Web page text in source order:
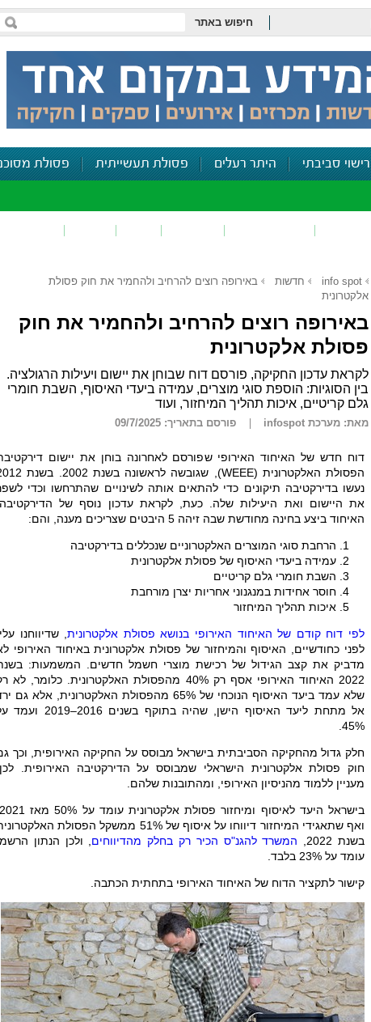
חיפוש באתר
רישוי סביבתי היתר רעלים פסולת תעשייתית פסולת
info spot חדשות
באירופה רוצים להרחיב ולהחמיר את חוק פסולת
אלקטרונית
באירופה רוצים להרחיב ולהחמיר את חוק
פסולת אלקטרונית
לקראת עדכון החקיקה, פורסם דוח שבוחן את יישום ויעילות הרגולציה.
בין הסוגיות: הוספת סוגי מוצרים, עמידה ביעדי האיסוף, השבת חומרי
גלם קריטיים, איכות תהליך המיחזור, ועוד
מאת: מערכת infospot פורסם בתאריך: 09/7/2025
דוח חדש של האיחוד האירופי שפורסם לאחרונה בוחן את יישום
הפסולת האלקטרונית (WEEE
), שגובשה לראשונה בשנת 2002.
נעשו בדירקטיבה תיקונים כדי להתאים אותה לשינויים שהתרחשו וכדי
את היישום ואת היעילות שלה. כעת, לקראת עדכון נוסף של
האיחוד ביצע בחינה מחודשת שבה זיהה 5 היבטים שצריכים מענה, והם:
הרחבת סוגי המוצרים האלקטרוניים שנכללים בדירקטיבה
עמידה ביעדי האיסוף של פסולת אלקטרונית
השבת חומרי גלם קריטיים
חוסר אחידות במנגנוני אחריות יצרן מורחבת
איכות תהליך המיחזור
לפי דוח קודם של האיחוד האירופי בנושא פסולת אלקטרונית, שדיווחנו
לפני כחודשיים, האיסוף והמיחזור של פסולת אלקטרונית באיחוד האירופי
מדביק את קצב הגידול של רכישת מוצרי חשמל חדשים. המשמעות:
2022 האיחוד האירופי אסף רק 40% מהפסולת האלקטרונית. כלומר, לא
שלא עמד ביעד האיסוף הנוכחי של 65% מהפסולת האלקטרונית, אלא גם
אל מתחת ליעד האיסוף הישן, שהיה בתוקף בשנים
45%.
חלק גדול מהחקיקה הסביבתית בישראל מבוסס על החקיקה האירופית, וכך
חוק פסולת אלקטרונית הישראלי שמבוסס על הדירקטיבה האירופית.
מעניין ללמוד מהניסיון האירופי, ומהתובנות שלהם.
ואף שתאגידי המיחזור דיווחו על איסוף של 51% ממשקל הפסולת
בשנת 2022,
המשרד להגנ"ס הכיר רק בחלק מהדיווחים , ולכן הנתון
עומד על 23% בלבד.
קישור לתקציר הדוח של האיחוד האירופי בתחתית הכתבה.